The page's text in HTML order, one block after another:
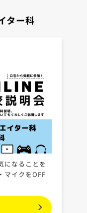
ター科
になることを
マイクをOFF